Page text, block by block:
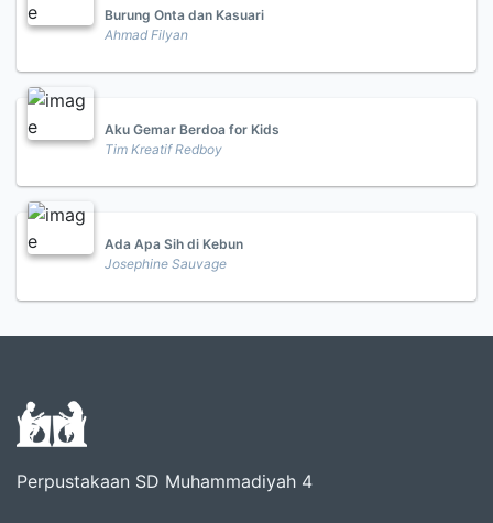
Burung Onta dan Kasuari
Ahmad Filyan
Aku Gemar Berdoa for Kids
Tim Kreatif Redboy
Ada Apa Sih di Kebun
Josephine Sauvage
Perpustakaan SD Muhammadiyah 4